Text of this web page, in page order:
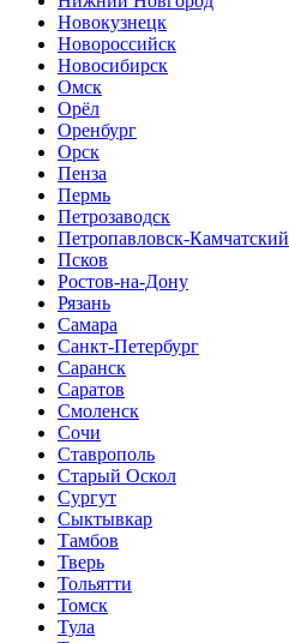
Новокузнецк
Новороссийск
Новосибирск
Омск
Орёл
Оренбург
Орск
Пенза
Пермь
Петрозаводск
Петропавловск-Камчатский
Псков
Ростов-на-Дону
Рязань
Самара
Санкт-Петербург
Саранск
Саратов
Смоленск
Сочи
Ставрополь
Старый Оскол
Сургут
Сыктывкар
Тамбов
Тверь
Тольятти
Томск
Тула